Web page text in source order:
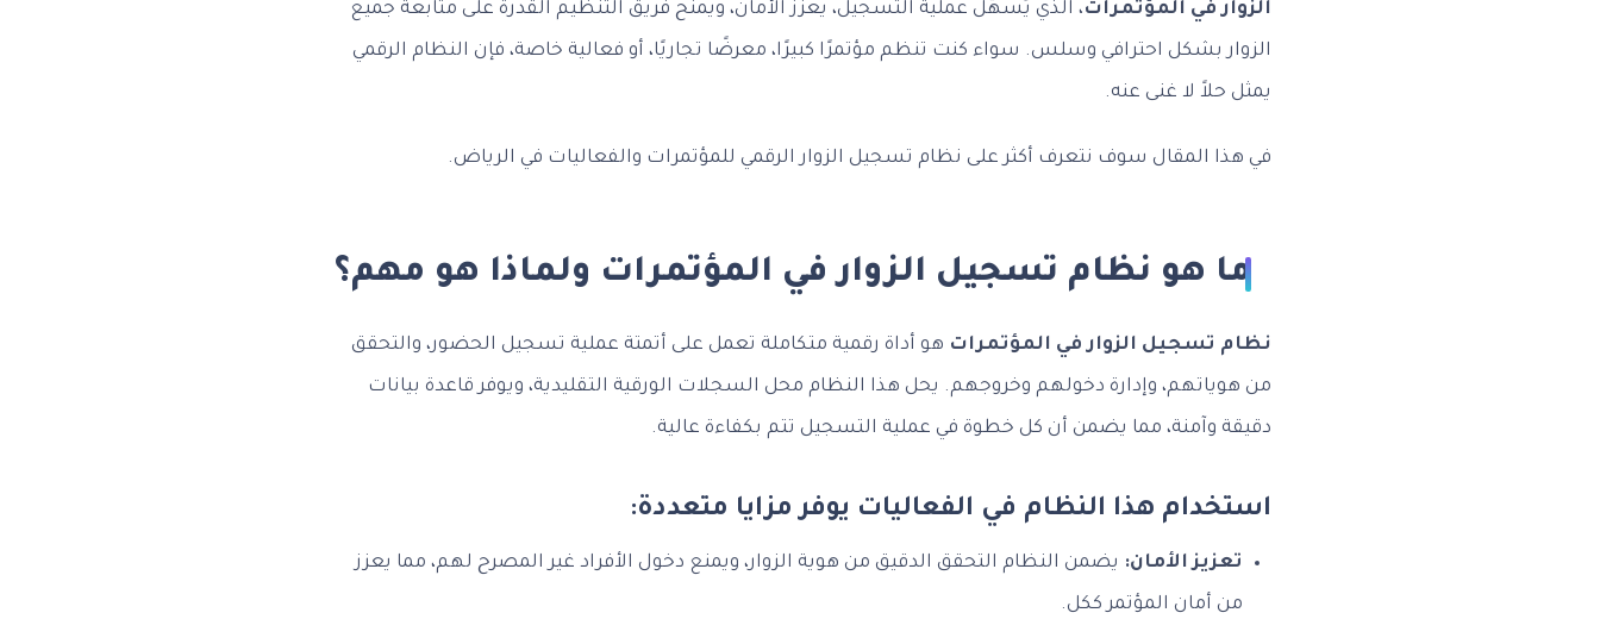
الزوار في المؤتمرات، الذي يُسهّل عملية التسجيل، يعزز الأمان، ويمنح فريق التنظيم القدرة على متابعة جميع
الزوار بشكل احترافي وسلس. سواء كنت تنظم مؤتمرًا كبيرًا، معرضًا تجاريًا، أو فعالية خاصة، فإن النظام الرقمي
يمثل حلاً لا غنى عنه.
في هذا المقال سوف نتعرف أكثر على نظام تسجيل الزوار الرقمي للمؤتمرات والفعاليات في الرياض.
ما هو نظام تسجيل الزوار في المؤتمرات ولماذا هو مهم؟
نظام تسجيل الزوار في المؤتمرات هو أداة رقمية متكاملة تعمل على أتمتة عملية تسجيل الحضور، والتحقق
من هوياتهم، وإدارة دخولهم وخروجهم. يحل هذا النظام محل السجلات الورقية التقليدية، ويوفر قاعدة بيانات
دقيقة وآمنة، مما يضمن أن كل خطوة في عملية التسجيل تتم بكفاءة عالية.
استخدام هذا النظام في الفعاليات يوفر مزايا متعددة:
تعزيز الأمان: يضمن النظام التحقق الدقيق من هوية الزوار، ويمنع دخول الأفراد غير المصرح لهم، مما يعزز
من أمان المؤتمر ككل.